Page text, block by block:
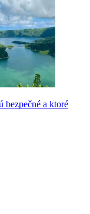
bezpečné a ktoré